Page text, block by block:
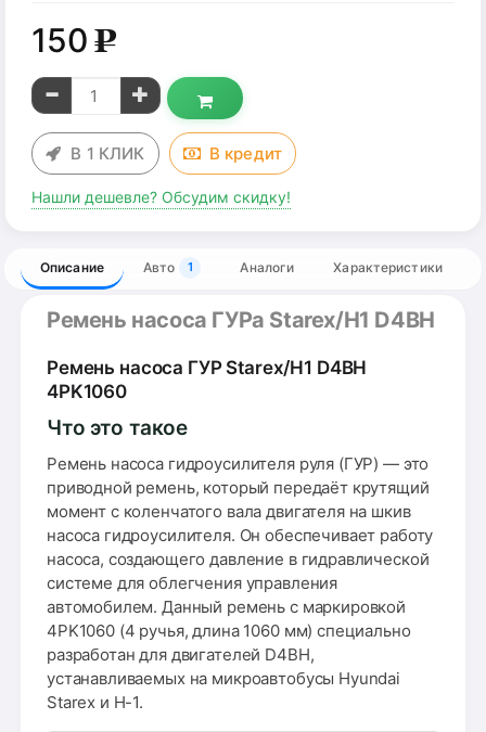
150g
В 1 КЛИК В кредит
Нашли дешевле? Обсудим скидку!
Описание Авто 1 Аналоги Характеристики
Ремень насоса ГУРа Starex/H1 D4BH
Ремень насоса ГУР Starex/H1 D4BH
4PK1060
Что это такое
Ремень насоса гидроусилителя руля (ГУР) — это
приводной ремень, который передаёт крутящий
момент с коленчатого вала двигателя на шкив
насоса гидроусилителя. Он обеспечивает работу
насоса, создающего давление в гидравлической
системе для облегчения управления
автомобилем. Данный ремень с маркировкой
4PK1060 (4 ручья, длина 1060 мм) специально
разработан для двигателей D4BH,
устанавливаемых на микроавтобусы Hyundai
Starex и H-1.